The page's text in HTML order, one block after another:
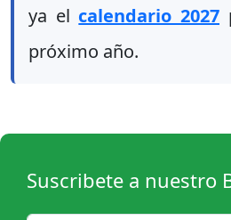
ya el calendario 2027
próximo año.
Suscribete a nuestro